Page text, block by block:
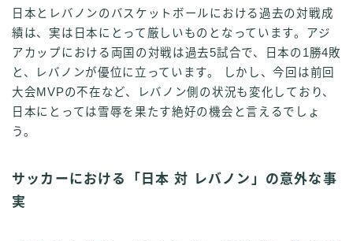
日本とレバノンのバスケットボールにおける過去の対戦成
績は、実は日本にとって厳しいものとなっています。アジ
アカップにおける両国の対戦は過去5試合で、日本の1勝4敗
と、レバノンが優位に立っています。 しかし、今回は前回
大会MVPの不在など、レバノン側の状況も変化しており、
日本にとっては雪辱を果たす絶好の機会と言えるでしょ
う。
サッカーにおける「日本 対 レバノン」の意外な事
実